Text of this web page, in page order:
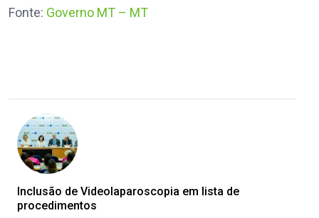
Fonte: Governo MT – MT
Inclusão de Videolaparoscopia em lista de
procedimentos